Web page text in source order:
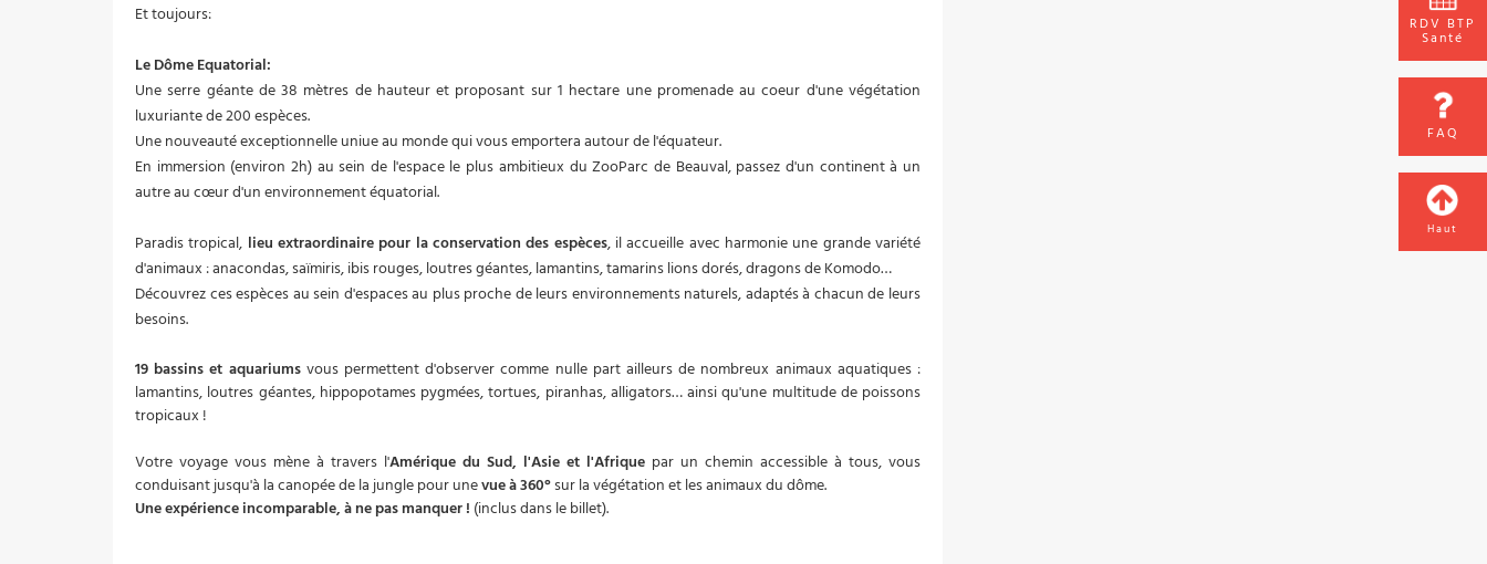
Et toujours:
Le Dôme Equatorial:
Une serre géante de 38 mètres de hauteur et proposant sur 1 hectare une promenade au coeur d'une végétation
luxuriante de 200 espèces.
Une nouveauté exceptionnelle uniue au monde qui vous emportera autour de l'équateur.
En immersion (environ 2h) au sein de l'espace le plus ambitieux du ZooParc de Beauval, passez d'un continent à un
autre au cœur d'un environnement équatorial.
Paradis tropical, lieu extraordinaire pour la conservation des espèces, il accueille avec harmonie une grande variété
d'animaux : anacondas, saïmiris, ibis rouges, loutres géantes, lamantins, tamarins lions dorés, dragons de Komodo…
Découvrez ces espèces au sein d'espaces au plus proche de leurs environnements naturels, adaptés à chacun de leurs
besoins.
19 bassins et aquariumsvous permettent d'observer comme nulle part ailleurs de nombreux animaux aquatiques :
lamantins, loutres géantes, hippopotames pygmées, tortues, piranhas, alligators… ainsi qu'une multitude de poissons
tropicaux !
Votre voyage vous mène à travers l'Amérique du Sud, l'Asie et l'Afrique par un chemin accessible à tous, vous
conduisant jusqu'à la canopée de la jungle pour unevue à 360°sur la végétation et les animaux du dôme.
Une expérience incomparable, à ne pas manquer ! (inclus dans le billet).
RDV BTP
Santé
FAQ
Haut